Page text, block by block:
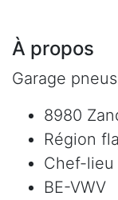
À propos
Garage
8980
Région
Chef-lieu
BE-VWV